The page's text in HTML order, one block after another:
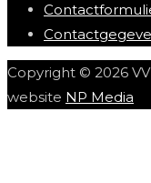
Copyright © 2026
website NP Media